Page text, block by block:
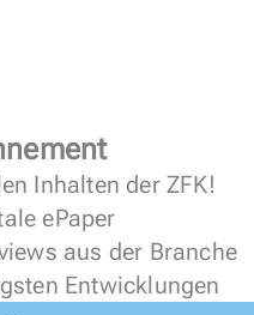
Inhalten der ZFK!
ePaper
aus der Branche
Entwicklungen